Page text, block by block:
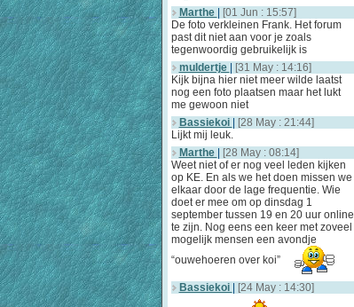
Marthe
[01 Jun : 15:57]
De foto verkleinen Frank. Het forum
past dit niet aan voor je zoals
tegenwoordig gebruikelijk is
muldertje
[31 May : 14:16]
Kijk bijna hier niet meer wilde laatst
nog een foto plaatsen maar het lukt
me gewoon niet
Bassiekoi
[28 May : 21:44]
Lijkt mij leuk.
Marthe
[28 May : 08:14]
Weet niet of er nog veel leden kijken
op KE. En als we het doen missen we
elkaar door de lage frequentie. Wie
doet er mee om op dinsdag 1
september tussen 19 en 20 uur online
te zijn. Nog eens een keer met zoveel
mogelijk mensen een avondje
“ouwehoeren over koi”
Bassiekoi [24 May : 14:30]